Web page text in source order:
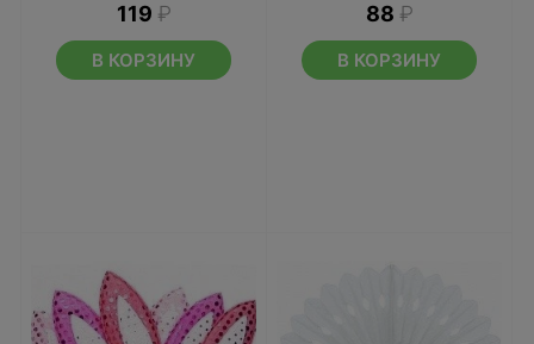
119 ₽
В КОРЗИНУ
88 ₽
В КОРЗИНУ